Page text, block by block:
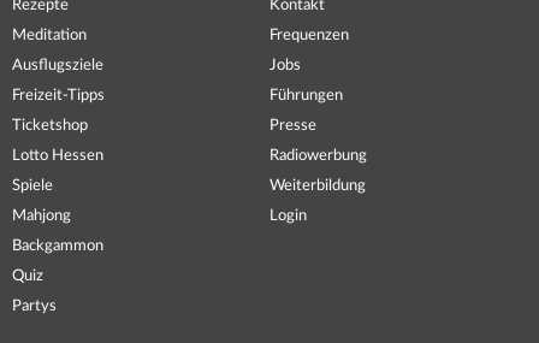
Rezepte
Meditation
Ausflugsziele
Freizeit-Tipps
Ticketshop
Lotto Hessen
Spiele
Mahjong
Backgammon
Quiz
Partys
Kontakt
Frequenzen
Jobs
Führungen
Presse
Radiowerbung
Weiterbildung
Login